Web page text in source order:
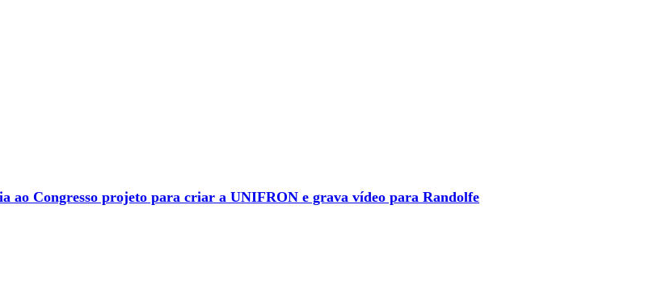
ao Congresso projeto para criar a UNIFRON e grava vídeo para Randolfe